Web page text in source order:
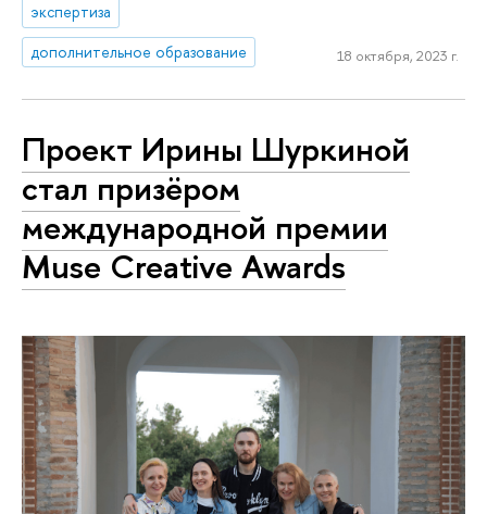
экспертиза
дополнительное образование
18 октября, 2023 г.
Проект Ирины Шуркиной
стал призёром
международной премии
Muse Creative Awards